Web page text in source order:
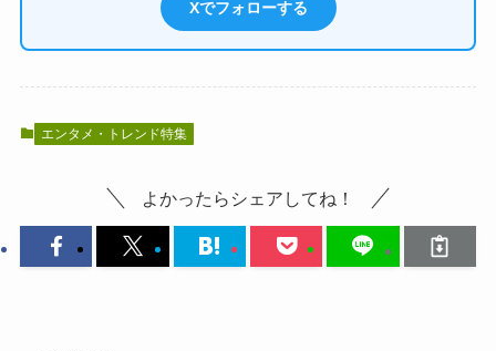
Xでフォローする
エンタメ・トレンド特集
よかったらシェアしてね！